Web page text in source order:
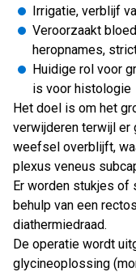
Irrigatie, verblijf
Veroorzaakt
heropnames,
Huidige rol voor
is voor histologie
Het doel is om het
verwijderen terwijl er
weefsel overblijft,
plexus veneus
Er worden stukjes
behulp van een
diathermiedraad.
De operatie wordt
glycineoplossing